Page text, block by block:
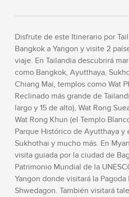
Disfrute de este Itinerario por
Bangkok a Yangon y visite 2
viaje. En Tailandia descubrirá
como Bangkok, Ayutthaya,
Chiang Mai, templos como Wat
Reclinado más grande de
largo y 15 de alto), Wat Rong
Wat Rong Khun (el Templo
Parque Histórico de Ayutthaya y
Sukhothai y mucho más. En
visita guiada por la ciudad de
Patrimonio Mundial de la
Yangon donde visitará la
Shwedagon. También visitará